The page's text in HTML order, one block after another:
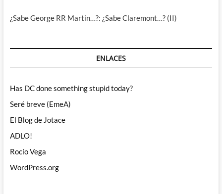
¿Sabe George RR Martin…?: ¿Sabe Claremont…? (II)
ENLACES
Has DC done something stupid today?
Seré breve (EmeA)
El Blog de Jotace
ADLO!
Rocío Vega
WordPress.org